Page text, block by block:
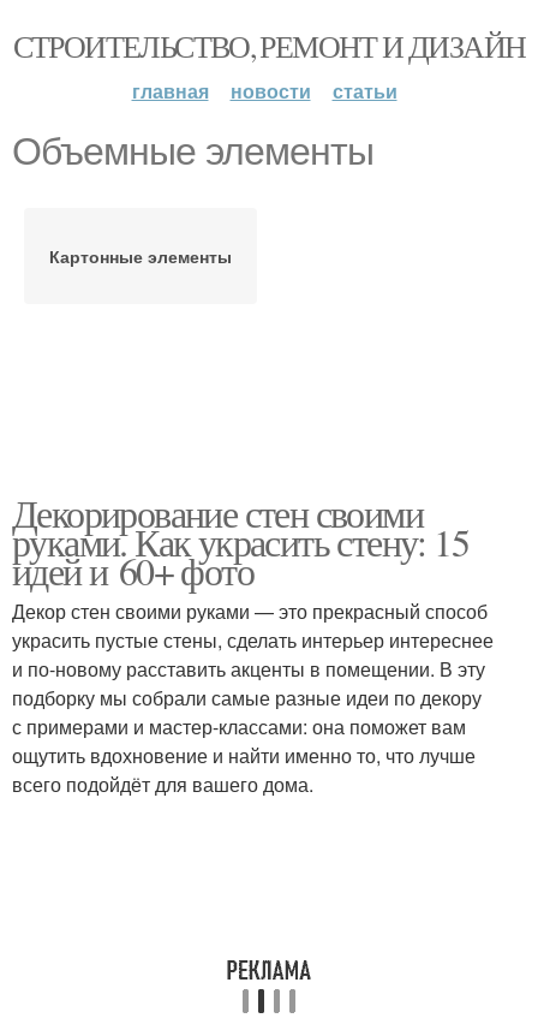
СТРОИТЕЛЬСТВО, РЕМОНТ И ДИЗАЙН
главная новости статьи
Объемные элементы
Картонные элементы
Декорирование стен своими
руками. Как украсить стену: 15
идей и 60+ фото
Декор стен своими руками — это прекрасный способ
украсить пустые стены, сделать интерьер интереснее
и по-новому расставить акценты в помещении. В эту
подборку мы собрали самые разные идеи по декору
с примерами и мастер-классами: она поможет вам
ощутить вдохновение и найти именно то, что лучше
всего подойдёт для вашего дома.